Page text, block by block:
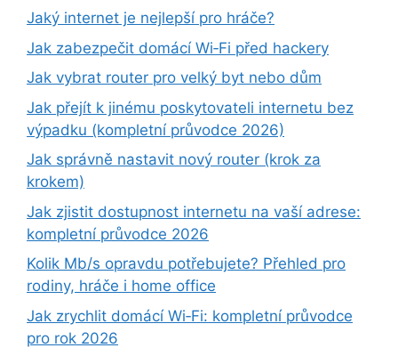
Jaký internet je nejlepší pro hráče?
Jak zabezpečit domácí Wi‑Fi před hackery
Jak vybrat router pro velký byt nebo dům
Jak přejít k jinému poskytovateli internetu bez
výpadku (kompletní průvodce 2026)
Jak správně nastavit nový router (krok za
krokem)
Jak zjistit dostupnost internetu na vaší adrese:
kompletní průvodce 2026
Kolik Mb/s opravdu potřebujete? Přehled pro
rodiny, hráče i home office
Jak zrychlit domácí Wi‑Fi: kompletní průvodce
pro rok 2026